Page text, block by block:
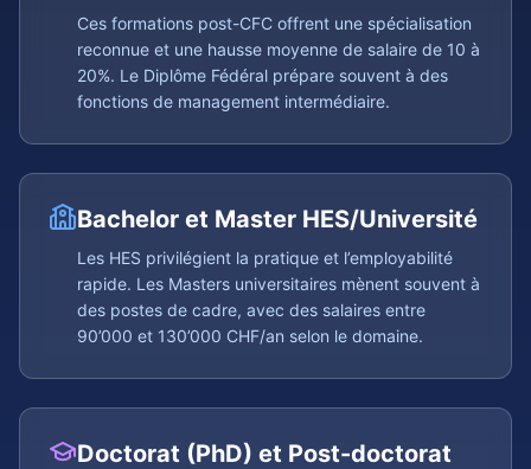
Ces formations post-CFC offrent une spécialisation
reconnue et une hausse moyenne de salaire de 10 à
20%. Le Diplôme Fédéral prépare souvent à des
fonctions de management intermédiaire.
Bachelor et Master HES/Université
Les HES privilégient la pratique et l’employabilité
rapide. Les Masters universitaires mènent souvent à
des postes de cadre, avec des salaires entre
90’000 et 130’000 CHF/an selon le domaine.
Doctorat (PhD) et Post-doctorat